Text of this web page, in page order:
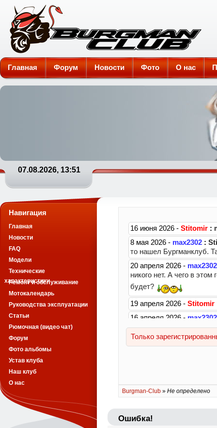
Burgman-Club
Главная Форум Новости Фото О нас
07.08.2026, 13:51
Burgman-Club » Не определено
Ошибка!
Навигация
Главная
Новости
FAQ
Модели
Технические
характеристики
Ремонт и обслуживание
Мотокалендарь
Руководства эксплуатации
Статьи
Рюмочная (видео чат)
Форум
Фото альбомы
Устав клуба
Наш клуб
О нас